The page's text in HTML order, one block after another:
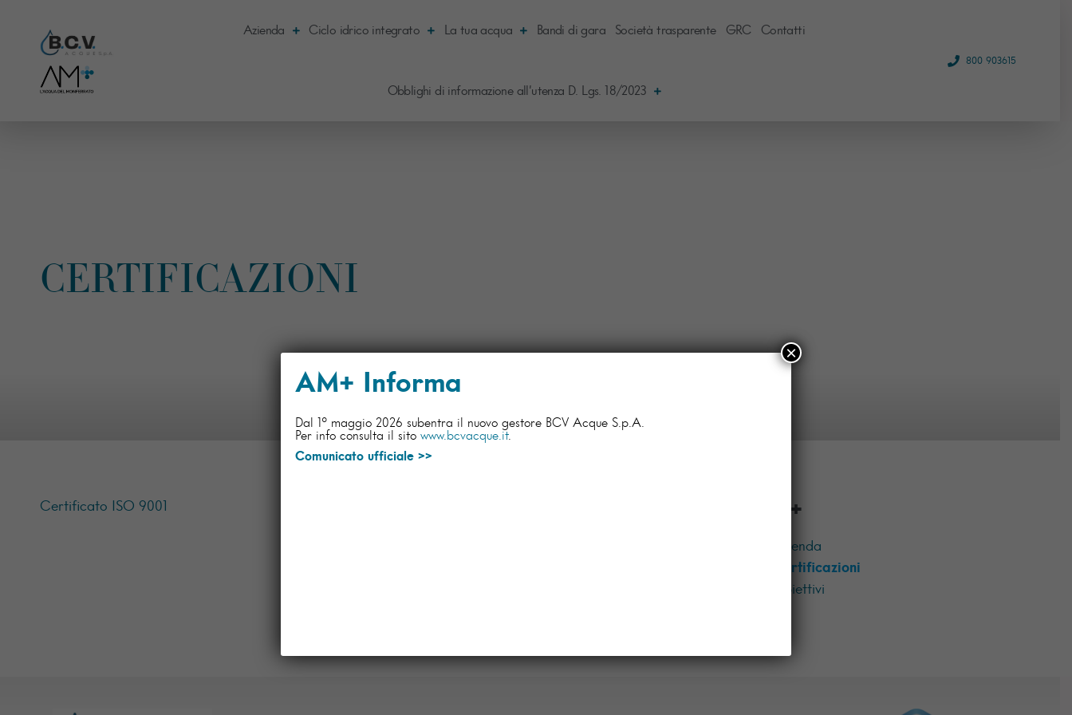
Azienda Ciclo idrico integrato La tua acqua Bandi di gara Società trasparente GRC Contatti
Obblighi di informazione all’utenza D. Lgs. 18/2023
800 903615
CERTIFICAZIONI
Certificato ISO 9001 AM+
Azienda
Certificazioni
Obiettivi
AM+ Informa
Dal 1° maggio 2026 subentra il nuovo gestore BCV Acque S.p.A.
Per info consulta il sito www.bcvacque.it.
Comunicato ufficiale >>
×